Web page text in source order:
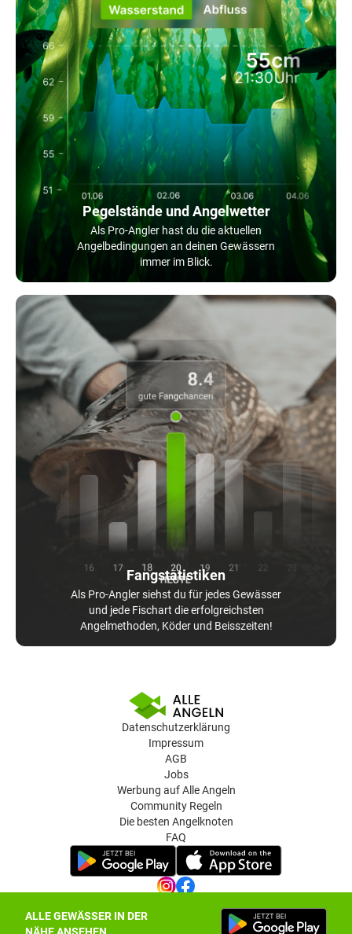
ALLE GEWÄSSER IN DER
Pegelstände und Angelwetter
Als Pro-Angler hast du die aktuellen
Angelbedingungen an deinen Gewässern
immer im Blick.
Fangstatistiken
Als Pro-Angler siehst du für jedes Gewässer
und jede Fischart die erfolgreichsten
Angelmethoden, Köder und Beisszeiten!
Datenschutzerklärung
Impressum
AGB
Jobs
Werbung auf Alle Angeln
Community Regeln
Die besten Angelknoten
FAQ
Datenschutz-Einstellungen